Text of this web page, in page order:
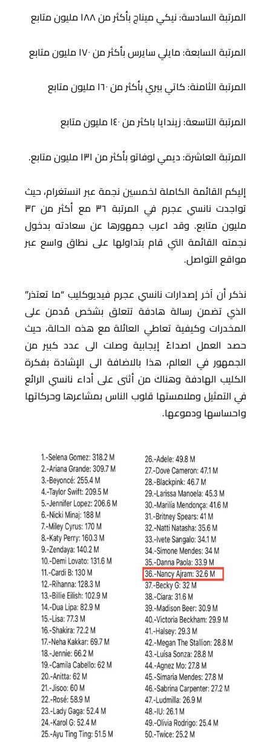
المرتبة السادسة: نيكي ميناج بأكثر من ١٨٨ مليون متابع
المرتبة السابعة: مايلي سايرس بأكثر من ١٧٠ مليون متابع
المرتبة الثامنة: كاتي بيري بأكثر من ١٦٠ مليون متابع
المرتبة التاسعة: زيندايا باكثر من ١٤٠ مليون متابع
المرتبة العاشرة: ديمي لوفاتو بأكثر من ١٣١ مليون متابع.
إليكم القائمة الكاملة لخمسين نجمة عبر انستغرام، حيث
تواجدت نانسي عجرم في المرتبة ٣٦ مع أكثر من ٣٢
مليون متابع. وقد اعرب جمهورها عن سعادته بدخول
نجمته القائمة التي قام بتداولها على نطاق واسع عبر
مواقع التواصل.
نذكر أن آخر إصدارات نانسي عجرم فيديوكليب “ما تعتذر”
الذي تضمن رسالة هادفة تتعلق بشخص مُدمن على
المخدرات وكيفية تعاطي العائلة مع هذه الحالة، حيث
حصد العمل اصداءً إيجابية وصلت الى عدد كبير من
الجمهور في العالم، هذا بالاضافة الى الإشادة بفكرة
الكليب الهادفة وهناك من أثنى على أداء نانسي الرائع
في التمثيل وملامستها قلوب الناس بمشاعرها وحركاتها
واحساسها ودموعها.